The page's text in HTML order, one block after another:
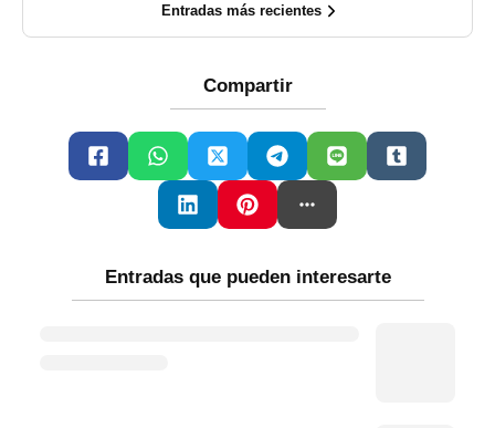
Entradas más recientes
Compartir
Entradas que pueden interesarte